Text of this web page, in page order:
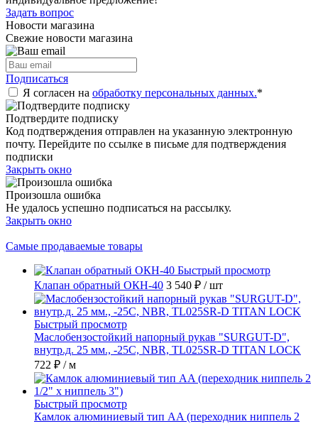
Задать вопрос
Новости магазина
Свежие новости магазина
Подписаться
Я согласен на обработку персональных данных.*
Подтвердите подписку
Код подтверждения отправлен на указанную электронную
почту. Перейдите по ссылке в письме для подтверждения
подписки
Закрыть окно
Произошла ошибка
Не удалось успешно подписаться на рассылку.
Закрыть окно
Самые продаваемые товары
Быстрый просмотр
Клапан обратный ОКН-40 3 540 ₽ / шт
Быстрый просмотр
Маслобензостойкий напорный рукав "SURGUT-D",
внутр.д. 25 мм., -25C, NBR, TL025SR-D TITAN LOCK
722 ₽ / м
Быстрый просмотр
Камлок алюминиевый тип AA (переходник ниппель 2